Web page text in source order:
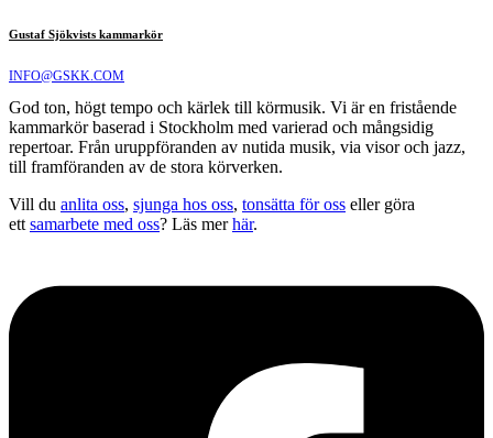
Gustaf Sjökvists kammarkör
INFO@GSKK.COM
God ton, högt tempo och kärlek till körmusik. Vi är en fristående
kammarkör baserad i Stockholm med varierad och mångsidig
repertoar. Från uruppföranden av nutida musik, via visor och jazz,
till framföranden av de stora körverken.
Vill du anlita oss, sjunga hos oss, tonsätta för oss eller göra
ett samarbete med oss? Läs merhär.